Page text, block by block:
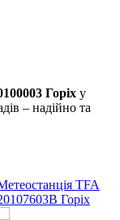
Горіх у
– надійно та
TFA
Горіх